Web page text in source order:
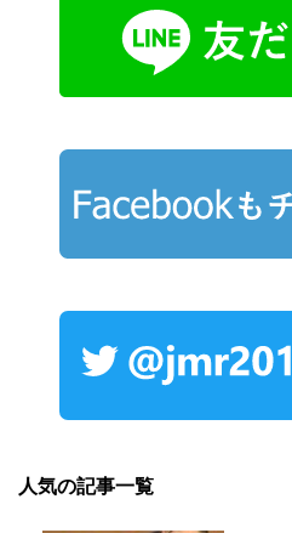
人気の記事一覧